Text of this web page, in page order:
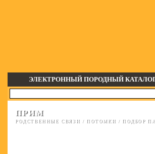
ЭЛЕКТРОННЫЙ ПОРОДНЫЙ
ПРИМ
РОДСТВЕННЫЕ СВЯЗИ / ПОТОМКИ / ПОДБОР